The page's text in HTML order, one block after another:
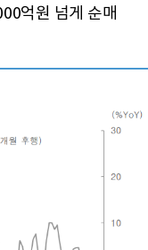
억원 넘게 순매